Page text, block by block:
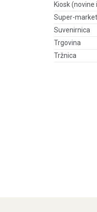
Kiosk (novine
Super-market
Suvenirnica
Trgovina
Tržnica